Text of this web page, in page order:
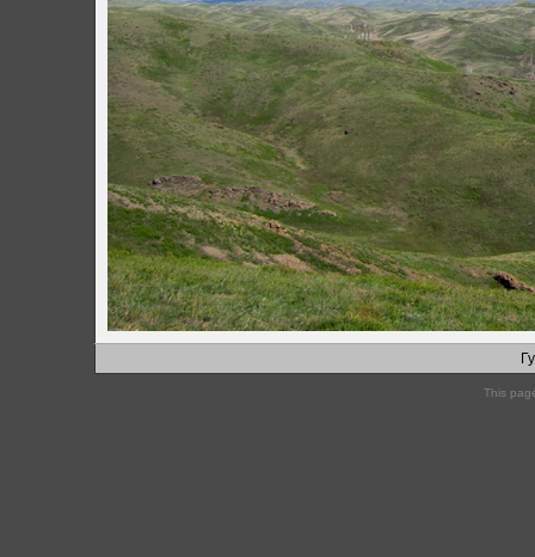
This